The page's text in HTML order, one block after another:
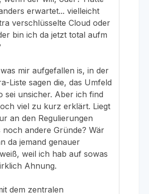
erwartet... vielleicht
verschlüsselte Cloud oder
bin ich da jetzt total aufm
mir aufgefallen is, in der
Liste sagen die, das Umfeld
sei unsicher. Aber ich find
viel zu kurz erklärt. Liegt
an den Regulierungen
noch andere Gründe? Wär
da jemand genauer
weil ich hab auf sowas
Ahnung.
dem zentralen